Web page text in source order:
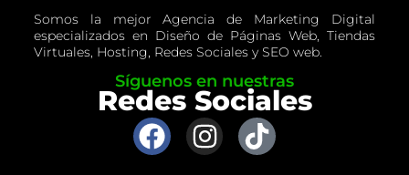
Somos la mejor Agencia de Marketing Digital
especializados en Diseño de Páginas Web, Tiendas
Virtuales, Hosting, Redes Sociales y SEO web.
Síguenos en nuestras
Redes Sociales